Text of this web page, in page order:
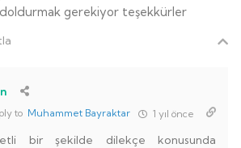
doldurmak gerekiyor teşekkürler
to Muhammet Bayraktar 1 yıl önce
bir şekilde dilekçe konusunda